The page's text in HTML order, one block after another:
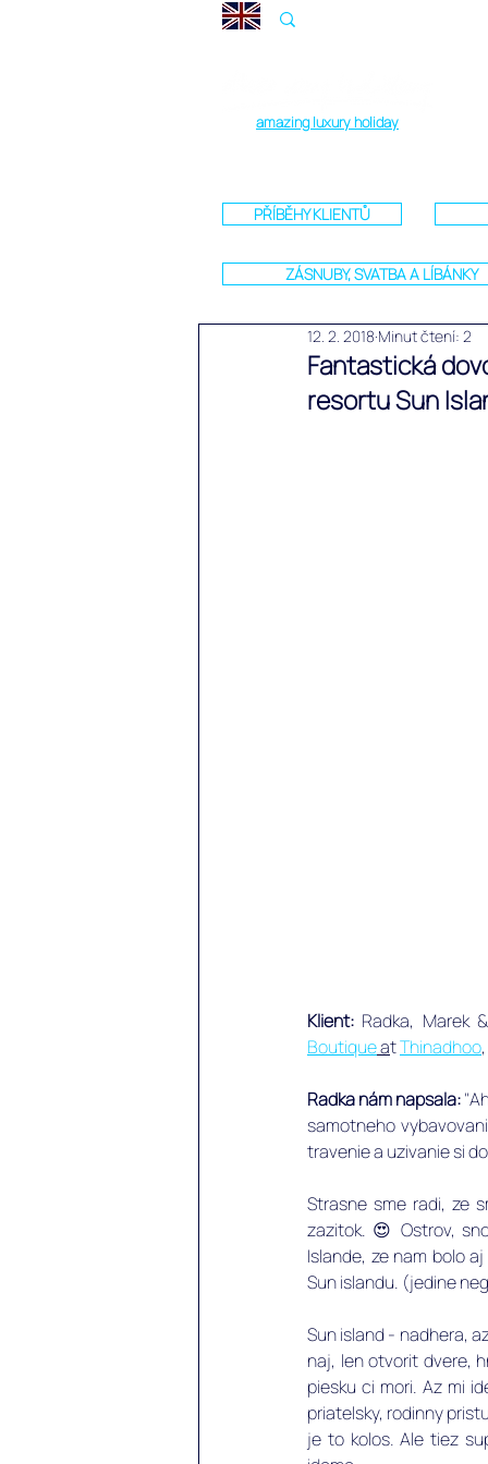
amazing luxury holiday
PŘÍBĚHY KLIENTŮ
ZÁSNUBY, SVATBA A LÍBÁNKY
Fantastická
resortu Sun
12. 2. 2018 Minut čtení: 2
Klient: Radka, Marek
Boutique at Thinadhoo
Radka nám napsala:
samotneho
travenie a uzivanie si
Strasne sme radi, ze
zazitok. 😍 Ostrov,
Islande, ze nam bolo
Sun islandu. (jedine
Sun island - nadhera,
naj, len otvorit dvere,
piesku ci mori. Az mi
priatelsky, rodinny
je to kolos. Ale tiez